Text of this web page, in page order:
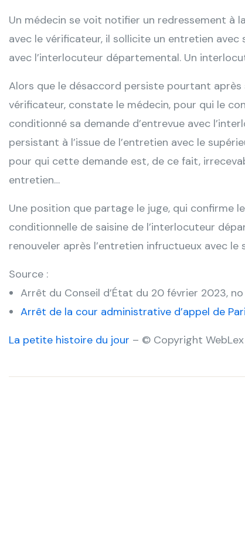
Un médecin se voit notifier un redressement à
avec le vérificateur, il sollicite un entretien
avec l’interlocuteur départemental. Un
Alors que le désaccord persiste pourtant
vérificateur, constate le médecin, pour qui le
conditionné sa demande d’entrevue avec
persistant à l’issue de l’entretien avec le
pour qui cette demande est, de ce fait,
entretien…
Une position que partage le juge, qui confirme
conditionnelle de saisine de l’interlocuteur
renouveler après l’entretien infructueux avec
Source :
Arrêt du Conseil d’État du 20 février 2023,
Arrêt de la cour administrative d’appel de
La petite histoire du jour – © Copyright WebLex